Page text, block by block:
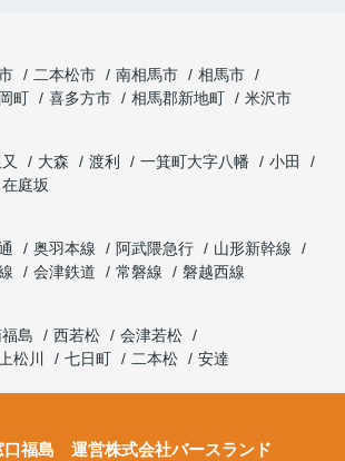
二本松市 南相馬市
相馬市
町 喜多方市 相馬郡新地町
米沢市
大森 渡利 一箕町大字八幡
小田
在庭坂
奥羽本線 阿武隈急行
山形新幹線
会津鉄道 常磐線
磐越西線
島 西若松
会津若松
上松川 七日町 二本松 安達
口福島 運営株式会社バースランド